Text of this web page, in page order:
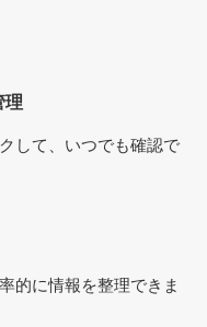
理
して、いつでも確認で
的に情報を整理できま